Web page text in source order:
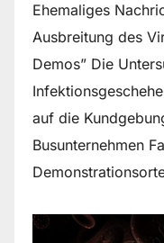
Ehemaliges
Ausbreitung des
Demos” Die
auf die
Busunternehmen